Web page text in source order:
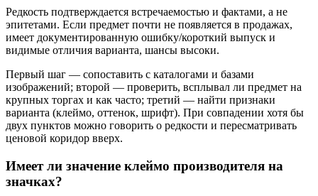
Редкость подтверждается встречаемостью и фактами, а не
эпитетами. Если предмет почти не появляется в продажах,
имеет документированную ошибку/короткий выпуск и
видимые отличия варианта, шансы высоки.
Первый шаг — сопоставить с каталогами и базами
изображений; второй — проверить, всплывал ли предмет на
крупных торгах и как часто; третий — найти признаки
варианта (клеймо, оттенок, шрифт). При совпадении хотя бы
двух пунктов можно говорить о редкости и пересматривать
ценовой коридор вверх.
Имеет ли значение клеймо производителя на
значках?